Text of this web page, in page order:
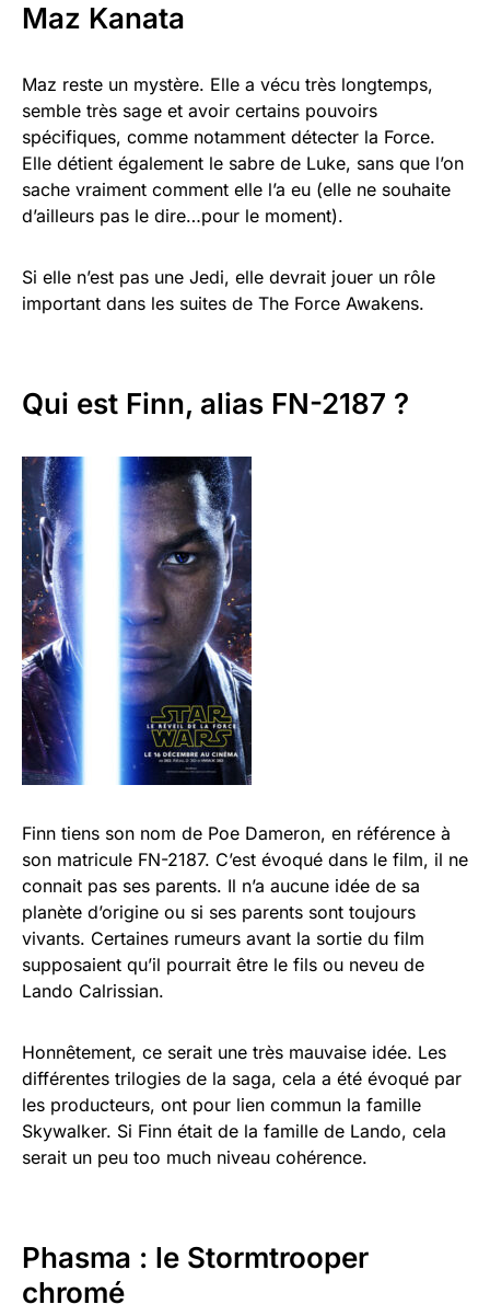
Maz Kanata
Maz reste un mystère. Elle a vécu très longtemps,
semble très sage et avoir certains pouvoirs
spécifiques, comme notamment détecter la Force.
Elle détient également le sabre de Luke, sans que l’on
sache vraiment comment elle l’a eu (elle ne souhaite
d’ailleurs pas le dire…pour le moment).
Si elle n’est pas une Jedi, elle devrait jouer un rôle
important dans les suites de The Force Awakens.
Qui est Finn, alias FN-2187 ?
Finn tiens son nom de Poe Dameron, en référence à
son matricule FN-2187. C’est évoqué dans le film, il ne
connait pas ses parents. Il n’a aucune idée de sa
planète d’origine ou si ses parents sont toujours
vivants. Certaines rumeurs avant la sortie du film
supposaient qu’il pourrait être le fils ou neveu de
Lando Calrissian.
Honnêtement, ce serait une très mauvaise idée. Les
différentes trilogies de la saga, cela a été évoqué par
les producteurs, ont pour lien commun la famille
Skywalker. Si Finn était de la famille de Lando, cela
serait un peu too much niveau cohérence.
Phasma : le Stormtrooper
chromé